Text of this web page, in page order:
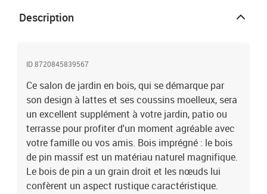
modulaires de la boutique en ligne pour créer vos propres
configurations de salon de jardin ! Bon à savoir :Pour que vos
imprégné sous pression sous videMatériau des lattes :
l x H)Dimensions de la chaise de jardin : 66 x 62 x 70,5 cm (L x l x
H)Dimensions du repose-pied/de la table basse de jardin : 62 x 62
x 32 cm (L x l x H)Capacité de charge maximale (par siège) : 110
kgCoussin :Matériau de la housse : tissu OxfordMatériau de
rembourrage : coton PPDimensions du coussin de siège : 60 x 60 x
12 cm (L x l x é)Dimensions du coussin de dossier : 60 x 32 x 12 cm
(L x l x é)Avec motif de feuillesL'assemblage est requisLa livraison
contient :3 x canapé central5 x chaise de jardin2 x repose-
pieds/table basse de jardin10 x coussin de siège8 x coussin de
Description
ID 8720845839567
Ce salon de jardin en bois, qui se démarque par
son design à lattes et ses coussins moelleux, sera
un excellent supplément à votre jardin, patio ou
terrasse pour profiter d'un moment agréable avec
votre famille ou vos amis. Bois imprégné : le bois
de pin massif est un matériau naturel magnifique.
Le bois de pin a un grain droit et les nœuds lui
confèrent un aspect rustique caractéristique.